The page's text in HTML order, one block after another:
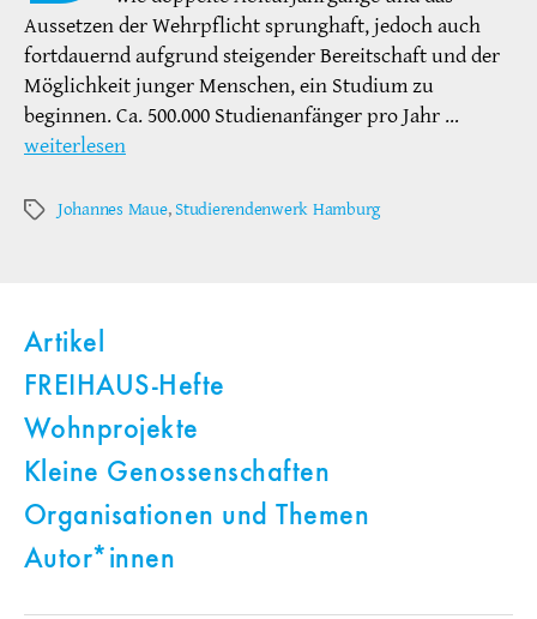
Aussetzen der Wehrpflicht sprunghaft, jedoch auch
fortdauernd aufgrund steigender Bereitschaft und der
Möglichkeit junger Menschen, ein Studium zu
beginnen. Ca. 500.000 Studienanfänger pro Jahr …
weiterlesen
Schlagwörter
Johannes Maue,Studierendenwerk Hamburg
Artikel
FREIHAUS-Hefte
Wohnprojekte
Kleine Genossenschaften
Organisationen und Themen
Autor*innen